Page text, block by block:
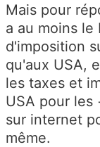
Mais pour
a au moins le
d'imposition
qu'aux USA,
les taxes et
USA pour les
sur internet
même.